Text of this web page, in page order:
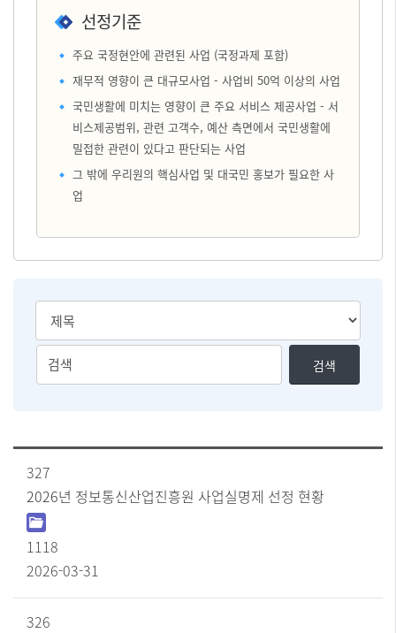
선정기준
주요 국정현안에 관련된 사업 (국정과제 포함)
재무적 영향이 큰 대규모사업 - 사업비 50억 이상의 사업
국민생활에 미치는 영향이 큰 주요 서비스 제공사업 - 서
비스제공범위, 관련 고객수, 예산 측면에서 국민생활에
밀접한 관련이 있다고 판단되는 사업
그 밖에 우리원의 핵심사업 및 대국민 홍보가 필요한 사
업
검
택
검
력
하
실
수
있
습
니
검색
327
2026년 정보통신산업진흥원 사업실명제 선정 현황
1118
2026-03-31
326